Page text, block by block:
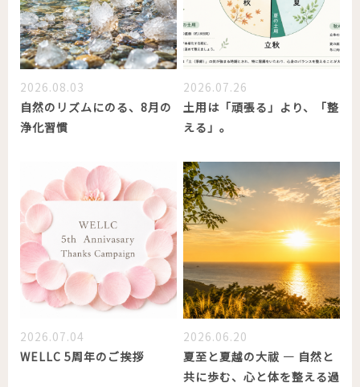
2026.08.03
自然のリズムにのる、8月の
浄化習慣
2026.07.26
土用は「頑張る」より、「整
える」。
2026.07.04
WELLC 5周年のご挨拶
2026.06.20
夏至と夏越の大祓 ― 自然と
共に歩む、心と体を整える過